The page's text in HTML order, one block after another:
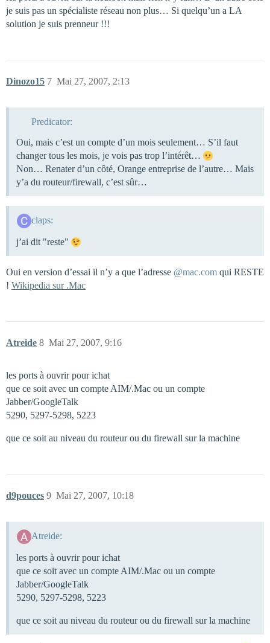
je suis pas un spécialiste réseau non plus… Si quelqu’un a LA
solution je suis prenneur !!!
Dinozo15 Mai 27, 2007, 2:13
7
Predicator:
Oui, mais c’est un compte d’un mois seulement… S’il faut
changer tous les mois, je vois pas trop l’intérêt…
Non… Renater d’un côté, Orange entreprise de l’autre… Mais
y’a du routeur/firewall, c’est sûr…
claps:
j’ai dit "reste"
Oui en version d’essai il n’y a que l’adresse @mac.com qui RESTE
! Wikipedia sur .Mac
Atreide Mai 27, 2007, 9:16
8
les ports à ouvrir pour ichat
que ce soit avec un compte AIM/.Mac ou un compte
Jabber/GoogleTalk
5290, 5297-5298, 5223
que ce soit au niveau du routeur ou du firewall sur la machine
d9pouces Mai 27, 2007, 10:18
9
Atreide:
les ports à ouvrir pour ichat
que ce soit avec un compte AIM/.Mac ou un compte
Jabber/GoogleTalk
5290, 5297-5298, 5223
que ce soit au niveau du routeur ou du firewall sur la machine